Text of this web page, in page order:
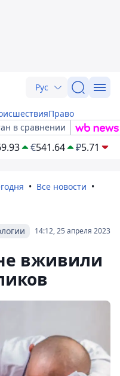
Рус
Право
в сравнении
€541.64 ₽5.71
Все новости
14:12, 25 апреля 2023
вживили